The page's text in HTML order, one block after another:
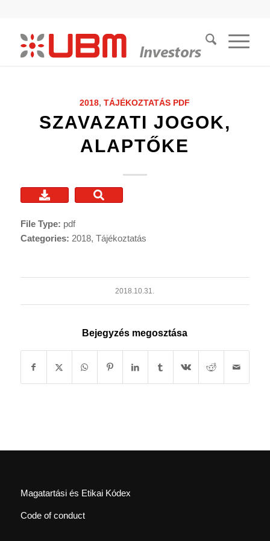
2018,TÁJÉKOZTATÁS PDF
SZAVAZATI JOGOK,
ALAPTŐKE
File Type: pdf
Categories: 2018, Tájékoztatás
2018.10.31.
Bejegyzés megosztása
Magatartási és Etikai Kódex
Code of conduct